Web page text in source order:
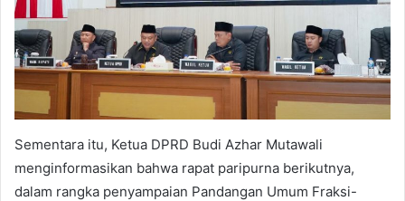
Sementara itu, Ketua DPRD Budi Azhar Mutawali
menginformasikan bahwa rapat paripurna berikutnya,
dalam rangka penyampaian Pandangan Umum Fraksi-